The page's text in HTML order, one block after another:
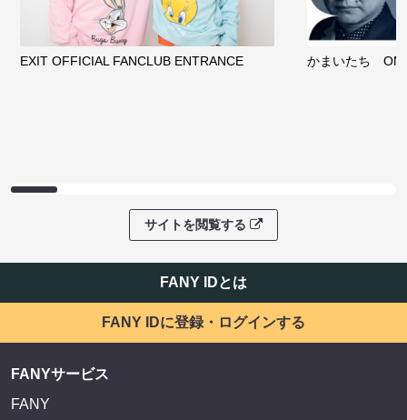
EXIT OFFICIAL FANCLUB ENTRANCE かまいたち
サイトを閲覧する
FANY IDとは
FANY IDに登録・ログインする
FANYサービス
FANY